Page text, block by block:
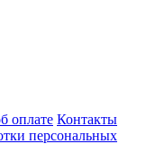
оплате Контакты
персональных